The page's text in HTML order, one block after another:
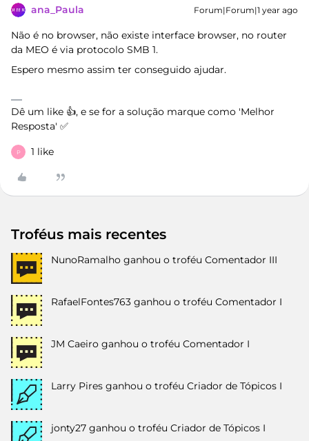
ana_Paula Forum|Forum|1 year ago
Não é no browser, não existe interface browser, no router
da MEO é via protocolo SMB 1.
Espero mesmo assim ter conseguido ajudar.
Dê um like 👍, e se for a solução marque como 'Melhor
Resposta' ✅
P 1 like
Troféus mais recentes
NunoRamalho ganhou o troféu Comentador III
RafaelFontes763 ganhou o troféu Comentador I
JM Caeiro ganhou o troféu Comentador I
Larry Pires ganhou o troféu Criador de Tópicos I
jonty27 ganhou o troféu Criador de Tópicos I